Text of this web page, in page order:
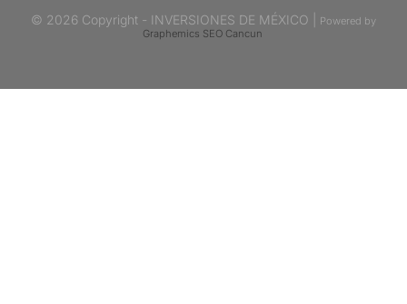
© 2026 Copyright - INVERSIONES DE MÉXICO |
Powered by
Graphemics SEO Cancun